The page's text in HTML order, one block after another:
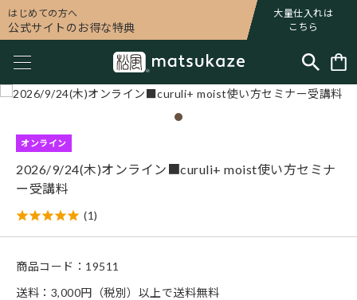
はじめての方へ
公式サイトのお得な特典
大量仕入れは
こちら
オンライン
2026/9/24(木)オンライン■curuli+ moist使い方セミナ
ー受講料
(1)
商品コード： 19511
送料：3,000円（税別）以上で送料無料